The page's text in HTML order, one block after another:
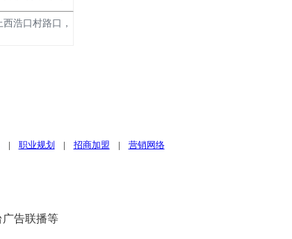
浩口村路口，
| 职业规划 | 招商加盟 | 营销网络
告联播等